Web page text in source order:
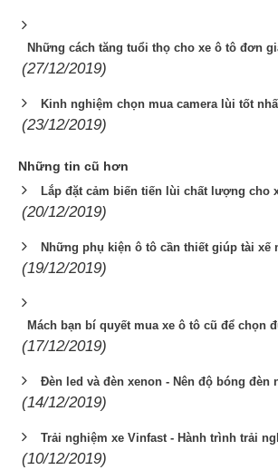
Những cách tăng tuổi thọ cho xe ô tô đơn
(27/12/2019)
Kinh nghiệm chọn mua camera lùi tốt
(23/12/2019)
Những tin cũ hơn
Lắp đặt cảm biến tiến lùi chất lượng cho
(20/12/2019)
Những phụ kiện ô tô cần thiết giúp tài xế
(19/12/2019)
Mách bạn bí quyết mua xe ô tô cũ để chọn
(17/12/2019)
Đèn led và đèn xenon - Nên độ bóng đèn
(14/12/2019)
Trải nghiệm xe Vinfast - Hành trình trải
(10/12/2019)